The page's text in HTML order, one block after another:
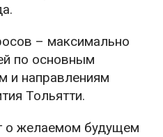
– максимально
по основным
и направлениям
Тольятти.
о желаемом будущем